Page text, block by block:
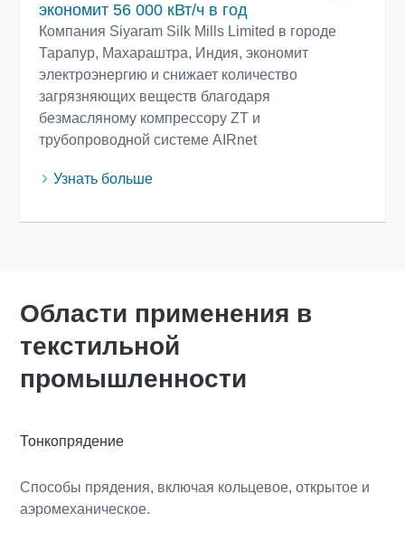
экономит 56 000 кВт/ч в год
Компания Siyaram Silk Mills Limited в городе
Тарапур, Махараштра, Индия, экономит
электроэнергию и снижает количество
загрязняющих веществ благодаря
безмасляному компрессору ZT и
трубопроводной системе AIRnet
Узнать больше
Области применения в
текстильной
промышленности
Тонкопрядение
Способы прядения, включая кольцевое, открытое и
аэромеханическое.